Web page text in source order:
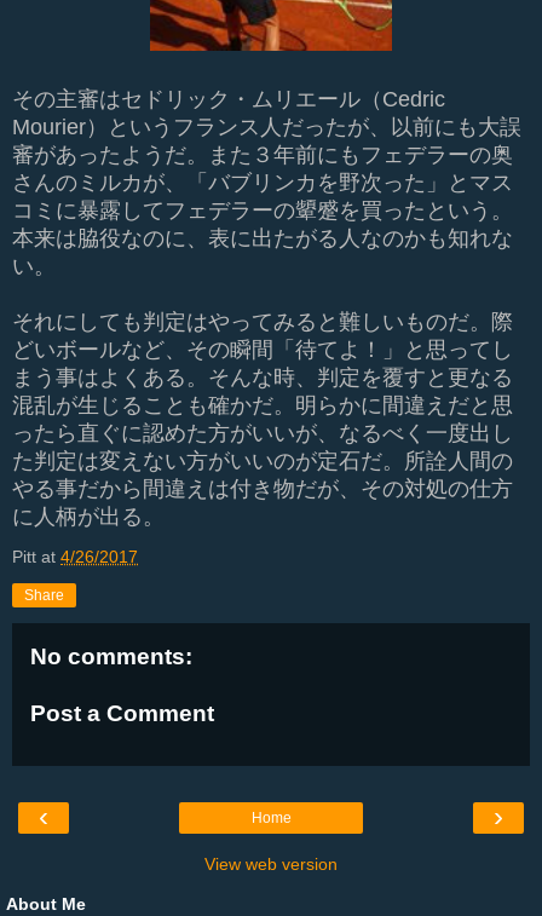
その主審はセドリック・ムリエール（ Cedric
Mourier）というフランス人だったが、以前にも大誤
審があったようだ。また３ 年前にもフェデラーの奥
さんのミルカが、「バブリンカを野次った」とマス
コミに暴露してフェデラーの顰蹙を買ったという。
本来は脇役なのに、表に出たがる人なのかも知れな
い。
それにしても判定はやってみると難しいものだ。際
どいボールなど、その瞬間「待てよ！」と思ってし
まう事はよくある。そんな時、判定を覆すと更なる
混乱が生じることも確かだ。明らかに間違えだと思
ったら直ぐに認めた方がいいが、なるべく一度出し
た判定は変えない方がいいのが定石だ。所詮人間の
やる事だから間違えは付き物だが、その対処の仕方
に人柄が出る。
Pitt at 4/26/2017
Share
No comments:
Post a Comment
‹ ›
Home
View web version
About Me